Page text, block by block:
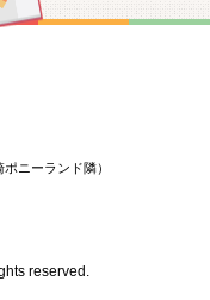
ニーランド隣）
reserved.